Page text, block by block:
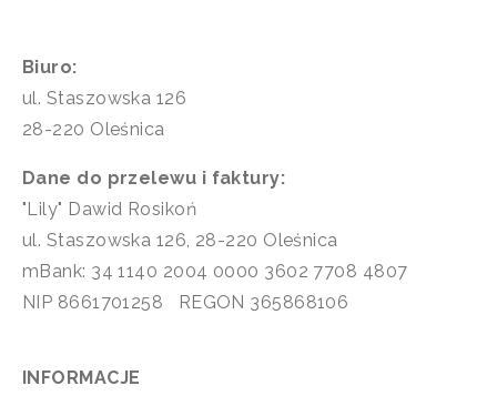
Biuro:
ul. Staszowska 126
28-220 Oleśnica
Dane do przelewu i faktury:
"Lily" Dawid Rosikoń
ul. Staszowska 126, 28-220 Oleśnica
mBank: 34 1140 2004 0000 3602 7708 4807
NIP 8661701258 REGON 365868106
INFORMACJE